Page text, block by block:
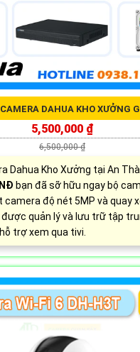
DAHUA KHO XƯỞNG
5,500,000 ₫
6,500,000 ₫
Dahua Kho Xưởng tại An
bạn đã sỡ hữu ngay bộ
độ nét 5MP và quay
quản lý và lưu trữ tập
trợ xem qua tivi.